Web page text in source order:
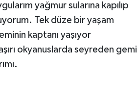
yağmur sularına kapılıp
Tek düze bir yaşam
kaptanı yaşıyor
okyanuslarda seyreden gemi